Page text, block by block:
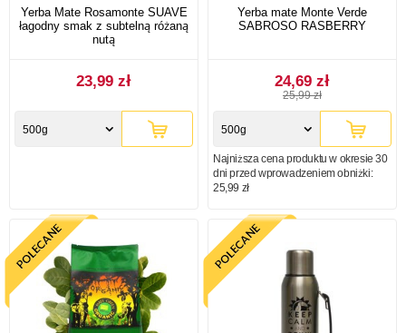
Yerba Mate Rosamonte SUAVE
łagodny smak z subtelną różaną
nutą
23,99 zł
500g
Yerba mate Monte Verde
SABROSO RASBERRY
24,69 zł
25,99 zł
500g
Najniższa cena produktu w okresie 30
dni przed wprowadzeniem obniżki:
25,99 zł